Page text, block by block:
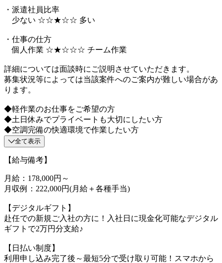
・派遣社員比率
少ない ☆☆★☆☆ 多い
・仕事の仕方
個人作業 ☆★☆☆☆ チーム作業
詳細については面談時にご説明させていただきます。
募集状況等によっては当該案件へのご案内が難しい場合があ
ります。
◆軽作業のお仕事をご希望の方
◆土日休みでプライベートも大切にしたい方
◆空調完備の快適環境で作業したい方
全て表示
【給与備考】
月給：178,000円～
月収例：222,000円(月給＋各種手当)
【デジタルギフト】
赴任での新規ご入社の方に！入社日に現金化可能なデジタル
ギフトで2万円分支給♪
【日払い制度】
利用申し込み完了後～最短5分で受け取り可能！スマホから